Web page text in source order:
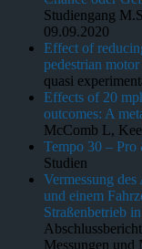
Studiengang
09.09.2020
Effect of
pedestrian
quasi
Effects of 20
outcomes: A
McComb L,
Tempo 30 – Pro
Studien
Vermessung
und einem
Straßenbetrieb
Messungen und